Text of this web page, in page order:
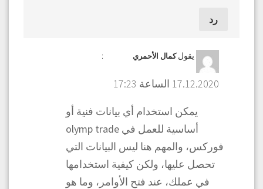
رد
يقول كمال الأحمري :
17.12.2020 الساعة 17:23
يمكن استخدام أي بيانات فنية أو
أساسية للعمل في olymp trade
فوركس، والمهم هنا ليس البيانات التي
تحصل عليها، ولكن كيفية استخدامها
في عملك، عند فتح الأوامر، وما هو